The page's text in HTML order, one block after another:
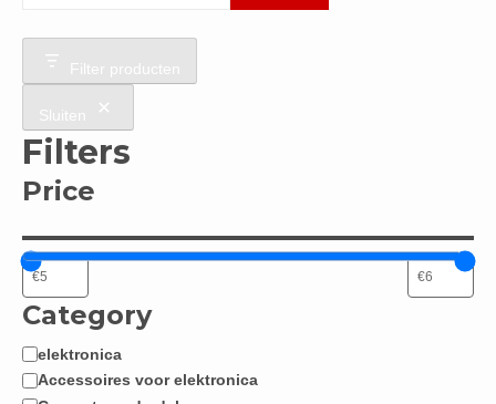
Filter producten
Sluiten
Filters
Price
Category
Categorie
elektronica
Accessoires voor elektronica